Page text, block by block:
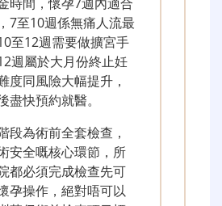
7至10週係無痛人流最
至12週需要做擴宮手
週屬於大月份終止妊
度同風險大幅提升，
盡快預約就醫。
段為術前全套檢查，
安全嘅核心環節，所
都必須完成檢查先可
孕操作，絕對唔可以